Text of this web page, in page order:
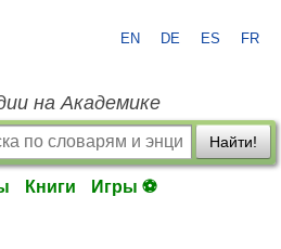
EN DE ES FR
на Академике
Найти!
Книги Игры ⚽